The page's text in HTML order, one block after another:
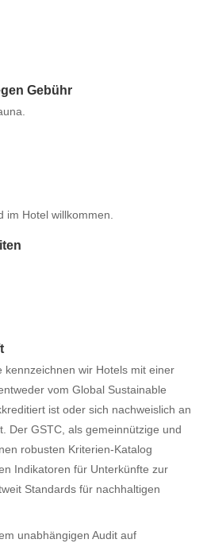
Gebühr
im Hotel willkommen.
kennzeichnen wir Hotels mit einer
vom Global Sustainable
ist oder sich nachweislich an
Der GSTC, als gemeinnützige und
robusten Kriterien-Katalog
Indikatoren für Unterkünfte zur
Standards für nachhaltigen
unabhängigen Audit auf